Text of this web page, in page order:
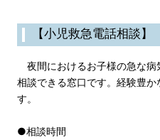
【小児救急電話相談】
夜間におけるお子様の急な病
相談できる窓口です。経験豊
す。
●相談時間